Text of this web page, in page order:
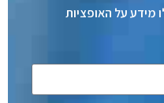
מידע על האופציות